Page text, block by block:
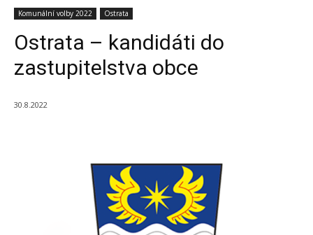
Komunální volby 2022 Ostrata
Ostrata – kandidáti do
zastupitelstva obce
30.8.2022